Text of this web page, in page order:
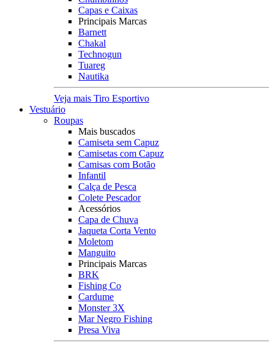
Capas e Caixas
Principais Marcas
Barnett
Chakal
Technogun
Tuareg
Nautika
Veja mais Tiro Esportivo
Vestuário
Roupas
Mais buscados
Camiseta sem Capuz
Camisetas com Capuz
Camisas com Botão
Infantil
Calça de Pesca
Colete Pescador
Acessórios
Capa de Chuva
Jaqueta Corta Vento
Moletom
Manguito
Principais Marcas
BRK
Fishing Co
Cardume
Monster 3X
Mar Negro Fishing
Presa Viva